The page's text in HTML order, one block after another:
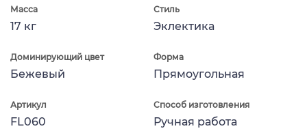
Масса
17 кг
Стиль
Эклектика
Доминирующий цвет
Бежевый
Форма
Прямоугольная
Артикул
FL060
Способ изготовления
Ручная работа